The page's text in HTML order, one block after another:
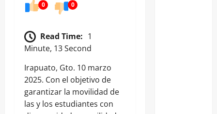
0 0
Read Time: 1
Minute, 13 Second
Irapuato, Gto. 10 marzo
2025. Con el objetivo de
garantizar la movilidad de
las y los estudiantes con